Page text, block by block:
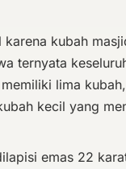
karena kubah
ternyata
lima
kecil yang
emas 22